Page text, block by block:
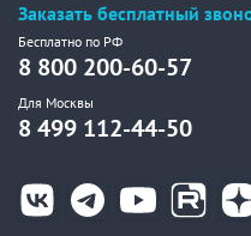
Заказать бесплатный
Бесплатно по РФ
8 800 200-60-57
Для Москвы
8 499 112-44-50